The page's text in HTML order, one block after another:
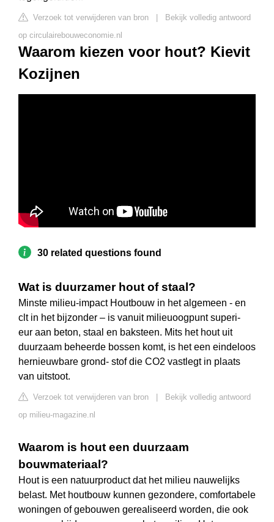
Verzoek tot verwijderen van bron
Bekijk volledig antwoord
op circulairebouweconomie.nl
Waarom kiezen voor hout? Kievit
Kozijnen
30 related questions found
Wat is duurzamer hout of staal?
Minste milieu-impact Houtbouw in het algemeen - en
clt in het bijzonder – is vanuit milieuoogpunt superi-
eur aan beton, staal en baksteen. Mits het hout uit
duurzaam beheerde bossen komt, is het een eindeloos
hernieuwbare grond- stof die CO2 vastlegt in plaats
van uitstoot.
Verzoek tot verwijderen van bron
Bekijk volledig antwoord
op milieu-magazine.nl
Waarom is hout een duurzaam
bouwmateriaal?
Hout is een natuurproduct dat het milieu nauwelijks
belast. Met houtbouw kunnen gezondere, comfortabele
woningen of gebouwen gerealiseerd worden, die ook